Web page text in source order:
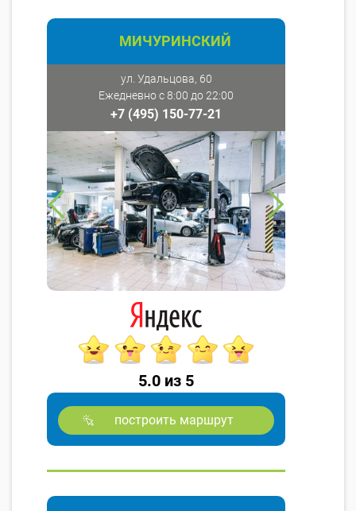
МИЧУРИНСКИЙ
ул. Удальцова, 60
Ежедневно с 8:00 до 22:00
+7 (495) 150-77-21
5.0 из 5
построить маршрут